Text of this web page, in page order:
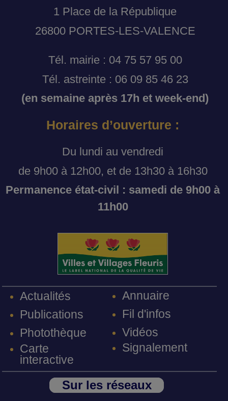
1 Place de la République
26800 PORTES-LES-VALENCE
Tél. mairie : 04 75 57 95 00
Tél. astreinte : 06 09 85 46 23
(en semaine après 17h et week-end)
Horaires d’ouverture :
Du lundi au vendredi
de 9h00 à 12h00, et de 13h30 à 16h30
Permanence état-civil : samedi de 9h00 à
11h00
Actualités
Publications
Photothèque
Carte
interactive
Annuaire
Fil d'infos
Vidéos
Signalement
Sur les réseaux